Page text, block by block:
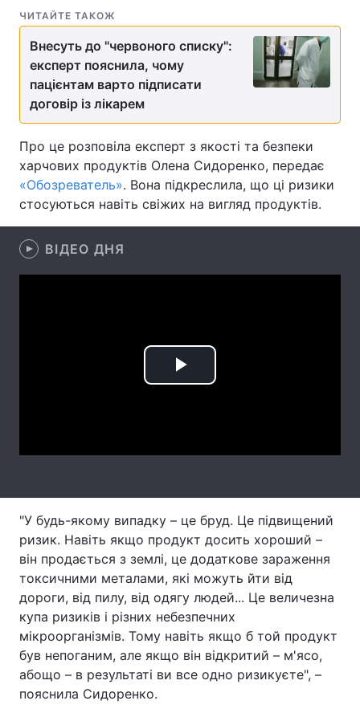
Техно і зв'язок
Зброя Інциденти
Здоров'я Туризм
Цікавинки Погода
Екологія Регіони
Лонгріди
Відео з Youtube
Інтерв'ю Думки
ЧИТАЙТЕ ТАКОЖ
Внесуть до "червоного списку":
експерт пояснила, чому
пацієнтам варто підписати
договір із лікарем
Про це розповіла експерт з якості та безпеки
харчових продуктів Олена Сидоренко, передає
«Обозреватель». Вона підкреслила, що ці ризики
стосуються навіть свіжих на вигляд продуктів.
ВІДЕО ДНЯ
Play
"У будь-якому випадку – це бруд. Це підвищений
ризик. Навіть якщо продукт досить хороший –
він продається з землі, це додаткове зараження
токсичними металами, які можуть йти від
дороги, від пилу, від одягу людей... Це величезна
купа ризиків і різних небезпечних
мікроорганізмів. Тому навіть якщо б той продукт
був непоганим, але якщо він відкритий – м'ясо,
абощо – в результаті ви все одно ризикуєте", –
пояснила Сидоренко.